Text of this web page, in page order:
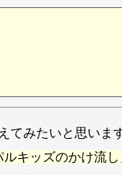
みたいと思います
キッズのかけ流し